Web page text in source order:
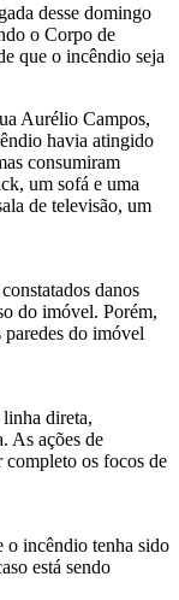
desse domingo
o Corpo de
que o incêndio seja
Aurélio Campos,
havia atingido
consumiram
um sofá e uma
de televisão, um
danos
do imóvel. Porém,
do imóvel
direta,
As ações de
completo os focos de
o incêndio tenha sido
está sendo